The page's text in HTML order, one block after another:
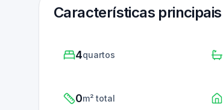
Características principais
4quartos
0m² total